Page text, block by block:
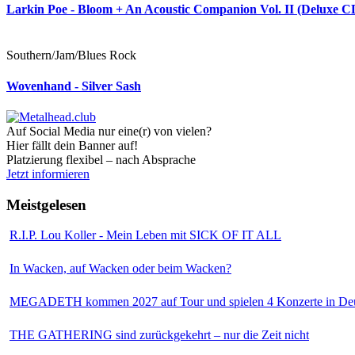
Larkin Poe - Bloom + An Acoustic Companion Vol. II (Deluxe
Southern/Jam/Blues Rock
Wovenhand - Silver Sash
Auf Social Media nur eine(r) von vielen?
Hier fällt dein Banner auf!
Platzierung flexibel – nach Absprache
Jetzt informieren
Meistgelesen
R.I.P. Lou Koller - Mein Leben mit SICK OF IT ALL
In Wacken, auf Wacken oder beim Wacken?
MEGADETH kommen 2027 auf Tour und spielen 4 Konzerte in
THE GATHERING sind zurückgekehrt – nur die Zeit nicht